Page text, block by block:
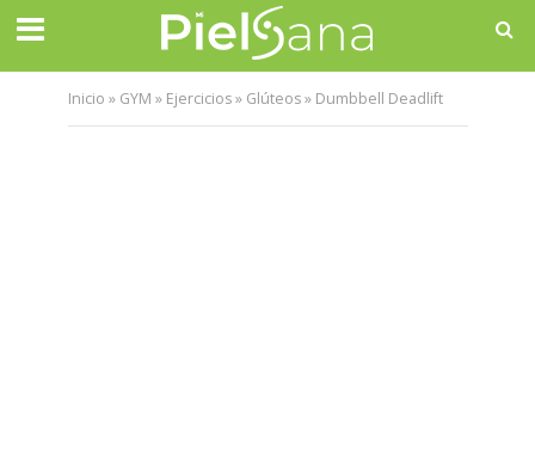
Inicio » GYM » Ejercicios» Glúteos» Dumbbell Deadlift